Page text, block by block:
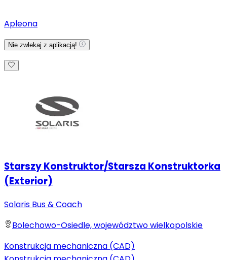
Apleona
Nie zwlekaj z aplikacją!
Starszy Konstruktor/Starsza Konstruktorka
(Exterior)
Solaris Bus & Coach
Bolechowo-Osiedle, województwo wielkopolskie
Konstrukcja mechaniczna (CAD)